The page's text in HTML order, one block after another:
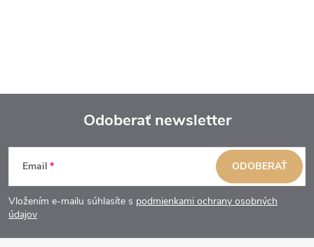
Z
á
p
Odoberať newsletter
Email
Vložením e-mailu súhlasíte s podmienkami ochrany osobných
údajov
ODOBERAŤ